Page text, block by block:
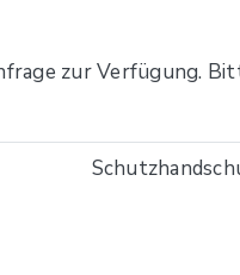
zur Verfügung.